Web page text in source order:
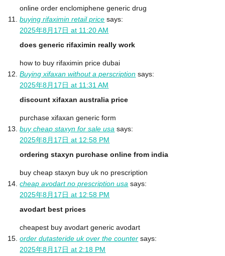
online order enclomiphene generic drug
buying rifaximin retail price says:
2025年8月17日 at 11:20 AM
does generic rifaximin really work
how to buy rifaximin price dubai
Buying xifaxan without a perscription says:
2025年8月17日 at 11:31 AM
discount xifaxan australia price
purchase xifaxan generic form
buy cheap staxyn for sale usa says:
2025年8月17日 at 12:58 PM
ordering staxyn purchase online from india
buy cheap staxyn buy uk no prescription
cheap avodart no prescription usa says:
2025年8月17日 at 12:58 PM
avodart best prices
cheapest buy avodart generic avodart
order dutasteride uk over the counter says:
2025年8月17日 at 2:18 PM